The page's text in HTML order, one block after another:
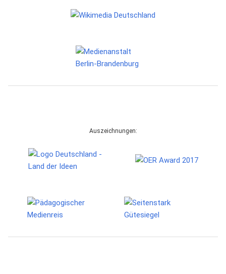
Auszeichnungen: